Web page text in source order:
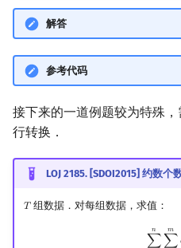
解答
参考代码
接下来的一道例题较为特殊
行转换．
LOJ 2185. [SDOI2015] 约数个
𝑇
T组数据．对每组数据，求值：
𝑛
∑
𝑚
∑
i=1n ∑j=1